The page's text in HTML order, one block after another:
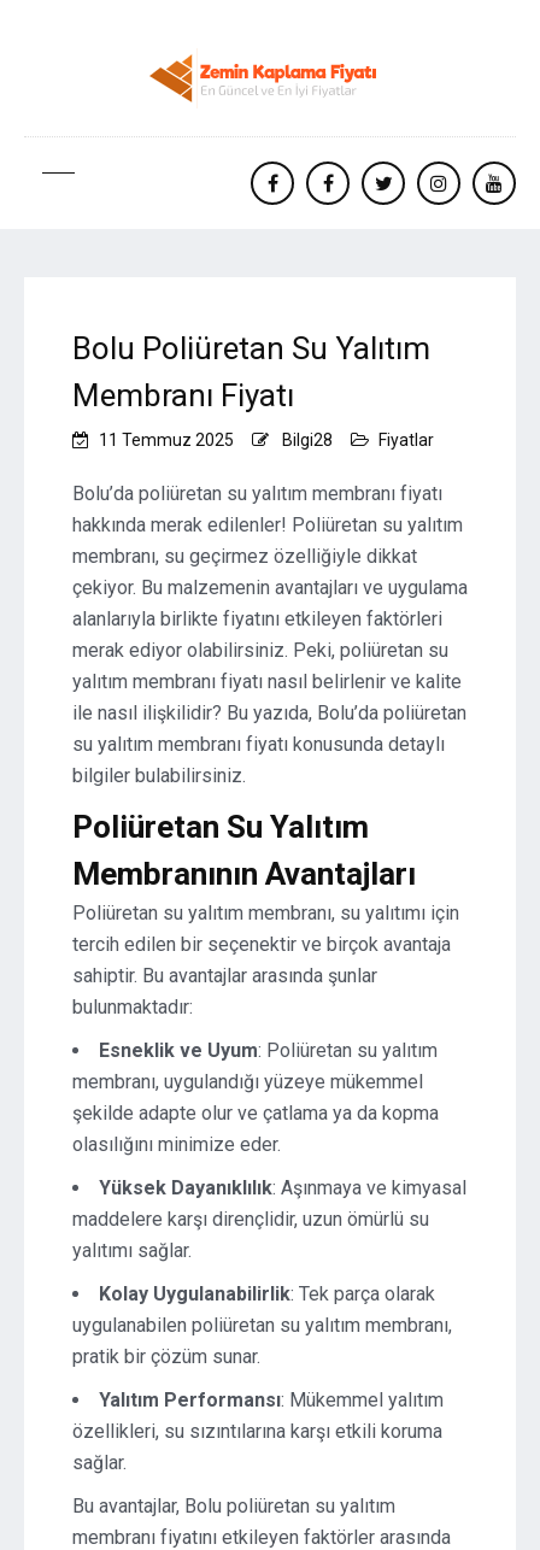
facebookFacebooktwitterinstagram
Bolu Poliüretan Su Yalıtım
Membranı Fiyatı
11 Temmuz 2025 Bilgi28 Fiyatlar
Bolu’da poliüretan su yalıtım membranı fiyatı
hakkında merak edilenler! Poliüretan su yalıtım
membranı, su geçirmez özelliğiyle dikkat
çekiyor. Bu malzemenin avantajları ve uygulama
alanlarıyla birlikte fiyatını etkileyen faktörleri
merak ediyor olabilirsiniz. Peki, poliüretan su
yalıtım membranı fiyatı nasıl belirlenir ve kalite
ile nasıl ilişkilidir? Bu yazıda, Bolu’da poliüretan
su yalıtım membranı fiyatı konusunda detaylı
bilgiler bulabilirsiniz.
Poliüretan Su Yalıtım
Membranının Avantajları
Poliüretan su yalıtım membranı, su yalıtımı için
tercih edilen bir seçenektir ve birçok avantaja
sahiptir. Bu avantajlar arasında şunlar
bulunmaktadır:
Esneklik ve Uyum: Poliüretan su yalıtım
membranı, uygulandığı yüzeye mükemmel
şekilde adapte olur ve çatlama ya da kopma
olasılığını minimize eder.
Yüksek Dayanıklılık: Aşınmaya ve kimyasal
maddelere karşı dirençlidir, uzun ömürlü su
yalıtımı sağlar.
Kolay Uygulanabilirlik: Tek parça olarak
uygulanabilen poliüretan su yalıtım membranı,
pratik bir çözüm sunar.
Yalıtım Performansı: Mükemmel yalıtım
özellikleri, su sızıntılarına karşı etkili koruma
sağlar.
Bu avantajlar, Bolu poliüretan su yalıtım
membranı fiyatını etkileyen faktörler arasında